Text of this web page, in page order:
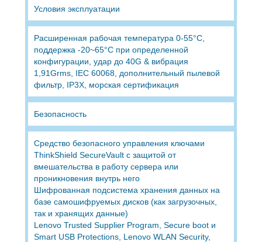
Условия эксплуатации
Расширенная рабочая температура 0-55°C,
поддержка -20~65°C при определенной
конфигурации, удар до 40G & вибрация
1,91Grms, IEC 60068, дополнительный пылевой
фильтр, IP3X, морская сертификация
Безопасность
Средство безопасного управления ключами
ThinkShield SecureVault с защитой от
вмешательства в работу сервера или
проникновения внутрь него
Шифрованная подсистема хранения данных на
базе самошифруемых дисков (как загрузочных,
так и хранящих данные)
Lenovo Trusted Supplier Program, Secure boot и
Smart USB Protections, Lenovo WLAN Security,